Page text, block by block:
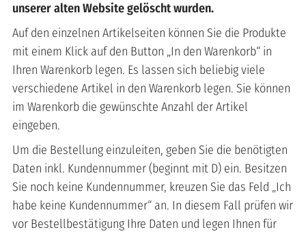
unserer alten Website gelöscht wurden.
Auf den einzelnen Artikelseiten können Sie die Produkte
mit einem Klick auf den Button „In den Warenkorb“ in
Ihren Warenkorb legen. Es lassen sich beliebig viele
verschiedene Artikel in den Warenkorb legen. Sie können
im Warenkorb die gewünschte Anzahl der Artikel
eingeben.
Um die Bestellung einzuleiten, geben Sie die benötigten
Daten inkl. Kundennummer (beginnt mit D) ein. Besitzen
Sie noch keine Kundennummer, kreuzen Sie das Feld „Ich
habe keine Kundennummer“ an. In diesem Fall prüfen wir
vor Bestellbestätigung Ihre Daten und legen Ihnen für